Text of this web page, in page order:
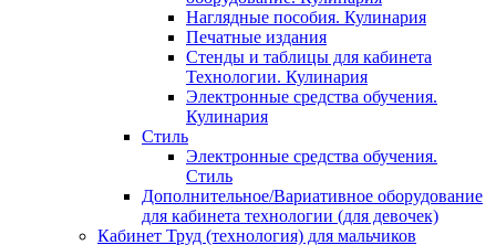
Наглядные пособия. Кулинария
Печатные издания
Стенды и таблицы для кабинета
Технологии. Кулинария
Электронные средства обучения.
Кулинария
Стиль
Электронные средства обучения.
Стиль
Дополнительное/Вариативное оборудование
для кабинета технологии (для девочек)
Кабинет Труд (технология) для мальчиков